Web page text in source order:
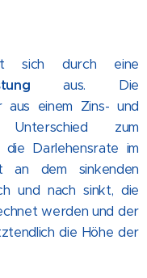
sich durch eine
aus. Die
einem Zins- und
zum
die Darlehensrate im
an dem sinkenden
und nach sinkt, die
werden und der
die Höhe der